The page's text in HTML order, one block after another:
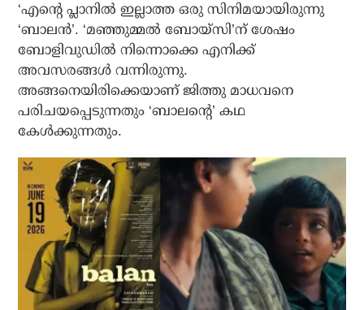
‘എന്റെ പ്ലാനിൽ ഇല്ലാത്ത ഒരു സിനിമയായിരുന്നു
‘ബാലൻ’. ‘മഞ്ഞുമ്മൽ ബോയ്സി’ന് ശേഷം
ബോളിവുഡിൽ നിന്നൊക്കെ എനിക്ക്
അവസരങ്ങൾ വന്നിരുന്നു.
അങ്ങനെയിരിക്കെയാണ് ജിത്തു മാധവനെ
പരിചയപ്പെടുന്നതും ‘ബാലന്റെ’ കഥ
കേൾക്കുന്നതും.